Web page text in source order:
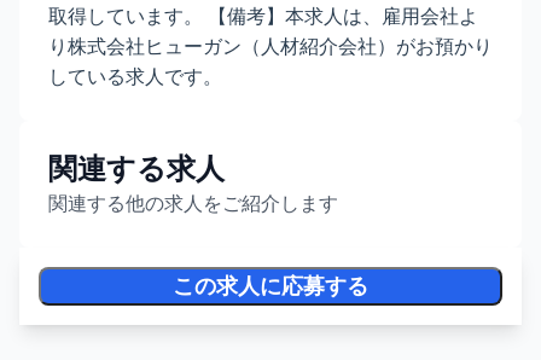
取得しています。 【備考】本求人は、雇用会社よ
り株式会社ヒューガン（人材紹介会社）がお預かり
している求人です。
関連する求人
関連する他の求人をご紹介します
この求人に応募する